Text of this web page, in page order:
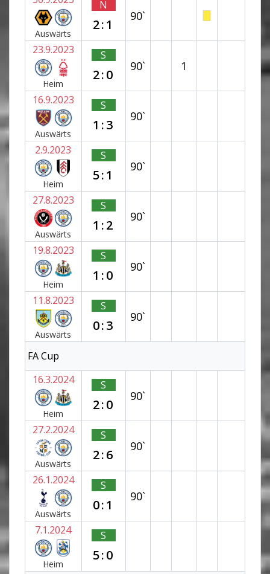
Auswärts
N
2:1
90`
23.9.2023
Heim
S
2:0
90` 1
16.9.2023
Auswärts
S
1:3
90`
2.9.2023
Heim
S
5:1
90`
27.8.2023
Auswärts
S
1:2
90`
19.8.2023
Heim
S
1:0
90`
11.8.2023
Auswärts
S
0:3
90`
FA Cup
16.3.2024
Heim
S
2:0
90`
27.2.2024
Auswärts
S
2:6
90`
26.1.2024
Auswärts
S
0:1
90`
7.1.2024
Heim
S
5:0